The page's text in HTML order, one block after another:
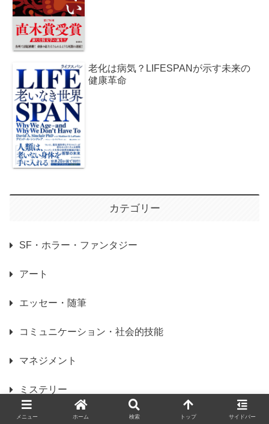
老化は病気？LIFESPANが示す未来の
健康革命
カテゴリー
SF・ホラー・ファンタジー
アート
エッセー・随筆
コミュニケーション・社会的技能
マネジメント
ミステリー
ミステリー・サスペンス・ハードボイルド
メニュー ホーム 検索 トップ サイドバー